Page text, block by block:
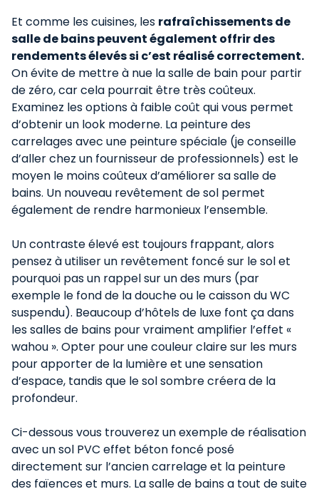
Et comme les cuisines, les rafraîchissements de
salle de bains peuvent également offrir des
rendements élevés si c’est réalisé correctement.
On évite de mettre à nue la salle de bain pour partir
de zéro, car cela pourrait être très coûteux.
Examinez les options à faible coût qui vous permet
d’obtenir un look moderne. La peinture des
carrelages avec une peinture spéciale (je conseille
d’aller chez un fournisseur de professionnels) est le
moyen le moins coûteux d’améliorer sa salle de
bains. Un nouveau revêtement de sol permet
également de rendre harmonieux l’ensemble.
Un contraste élevé est toujours frappant, alors
pensez à utiliser un revêtement foncé sur le sol et
pourquoi pas un rappel sur un des murs (par
exemple le fond de la douche ou le caisson du WC
suspendu). Beaucoup d’hôtels de luxe font ça dans
les salles de bains pour vraiment amplifier l’effet «
wahou ». Opter pour une couleur claire sur les murs
pour apporter de la lumière et une sensation
d’espace, tandis que le sol sombre créera de la
profondeur.
Ci-dessous vous trouverez un exemple de réalisation
avec un sol PVC effet béton foncé posé
directement sur l’ancien carrelage et la peinture
des faïences et murs. La salle de bains a tout de suite